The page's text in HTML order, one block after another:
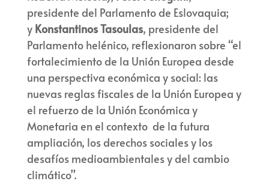
presidente del Parlamento de Eslovaquia;
y Konstantinos Tasoulas, presidente del
Parlamento helénico, reflexionaron sobre “el
fortalecimiento de la Unión Europea desde
una perspectiva económica y social: las
nuevas reglas fiscales de la Unión Europea y
el refuerzo de la Unión Económica y
Monetaria en el contexto de la futura
ampliación, los derechos sociales y los
desafíos medioambientales y del cambio
climático”.